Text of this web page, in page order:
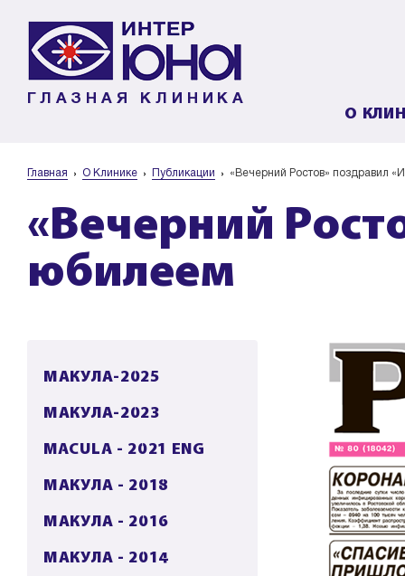
ГЛАЗНАЯ КЛИНИКА
О
Главная О Клинике Публикации «Вечерний Ростов» поздравил
«Вечерний
юбилеем
МАКУЛА-2025
МАКУЛА-2023
MACULA - 2021 ENG
МАКУЛА - 2018
МАКУЛА - 2016
МАКУЛА - 2014